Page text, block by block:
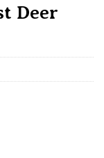
Deer